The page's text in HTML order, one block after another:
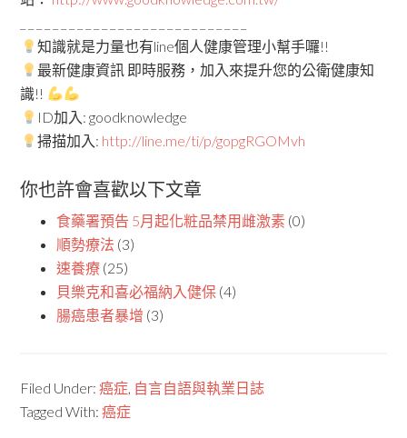
知識就是力量也有line個人健康管理小幫手囉!!
最新健康資訊 即時服務，加入來提升您的公衛健康知
識!!
ID加入: goodknowledge
掃描加入: http://line.me/ti/p/gopgRGOMvh
你也許會喜歡以下文章
食藥署預告 5月起化粧品禁用雌激素 (0)
順勢療法 (3)
速養療 (25)
貝樂克和喜必福納入健保 (4)
腸癌患者暴增 (3)
Filed Under:癌症, 自言自語與執業日誌
Tagged With:癌症